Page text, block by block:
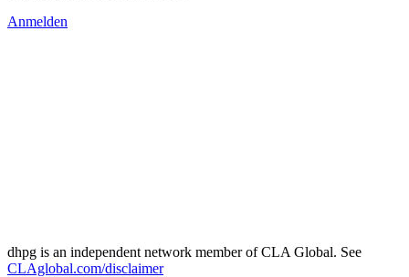
Anmelden
dhpg is an independent network member of CLA Global. See
CLAglobal.com/disclaimer